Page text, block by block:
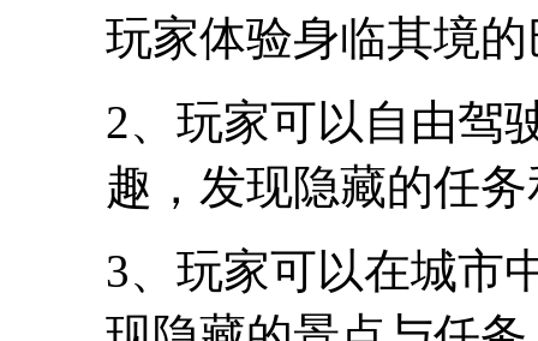
玩家体验身临其境
2、玩家可以自由驾
趣，发现隐藏的任
3、玩家可以在城市